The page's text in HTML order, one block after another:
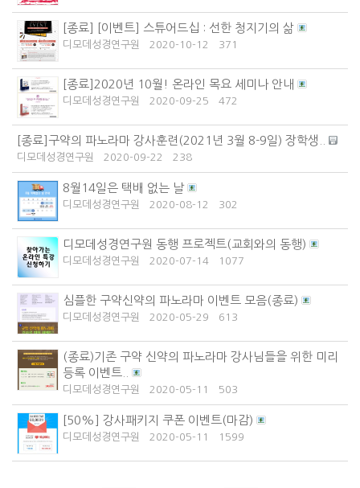
[종료] [이벤트] 스튜어드십 : 선한 청지기의 삶
디모데성경연구원 2020-10-12 371
[종료]2020년 10월! 온라인 목요 세미나 안내
디모데성경연구원 2020-09-25 472
[종료]구약의 파노라마 강사훈련(2021년 3월 8-9일) 장학생..
디모데성경연구원 2020-09-22 238
8월14일은 택배 없는 날
디모데성경연구원 2020-08-12 302
디모데성경연구원 동행 프로젝트(교회와의 동행)
디모데성경연구원 2020-07-14 1077
심플한 구약신약의 파노라마 이벤트 모음(종료)
디모데성경연구원 2020-05-29 613
(종료)기존 구약 신약의 파노라마 강사님들을 위한 미리
등록 이벤트..
디모데성경연구원 2020-05-11 503
[50%] 강사패키지 쿠폰 이벤트(마감)
디모데성경연구원 2020-05-11 1599